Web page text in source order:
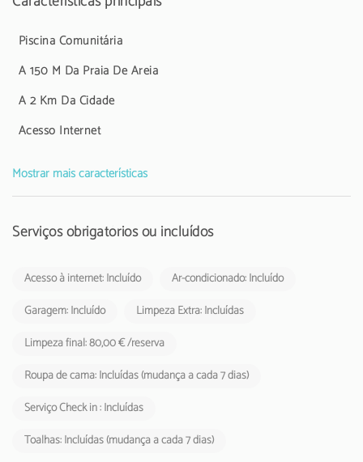
estabelecimentos de alojamento local aos respetivos hóspedes.
Piscina Comunitária
A 150 M Da Praia De Areia
A 2 Km Da Cidade
Acesso Internet
Mostrar mais características
Serviços obrigatórios ou incluídos
Acesso à internet: Incluído
Ar-condicionado: Incluído
Garagem: Incluído
Limpeza Extra: Incluídas
Limpeza final: 80,00 € /reserva
Roupa de cama: Incluídas (mudança a cada 7 dias)
Serviço Check in : Incluídas
Toalhas: Incluídas (mudança a cada 7 dias)